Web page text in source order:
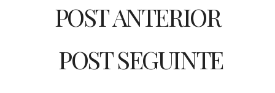
POST ANTERIOR
POST SEGUINTE